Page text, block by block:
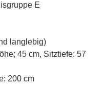
E
langlebig)
45 cm, Sitztiefe: 57
200 cm